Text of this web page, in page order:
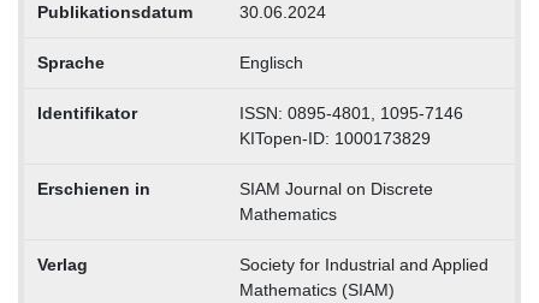
Publikationsdatum 30.06.2024
Sprache Englisch
Identifikator
ISSN: 0895-4801, 1095-7146
KITopen-ID: 1000173829
Erschienen in
SIAM Journal on Discrete
Mathematics
Verlag
Society for Industrial and Applied
Mathematics (SIAM)